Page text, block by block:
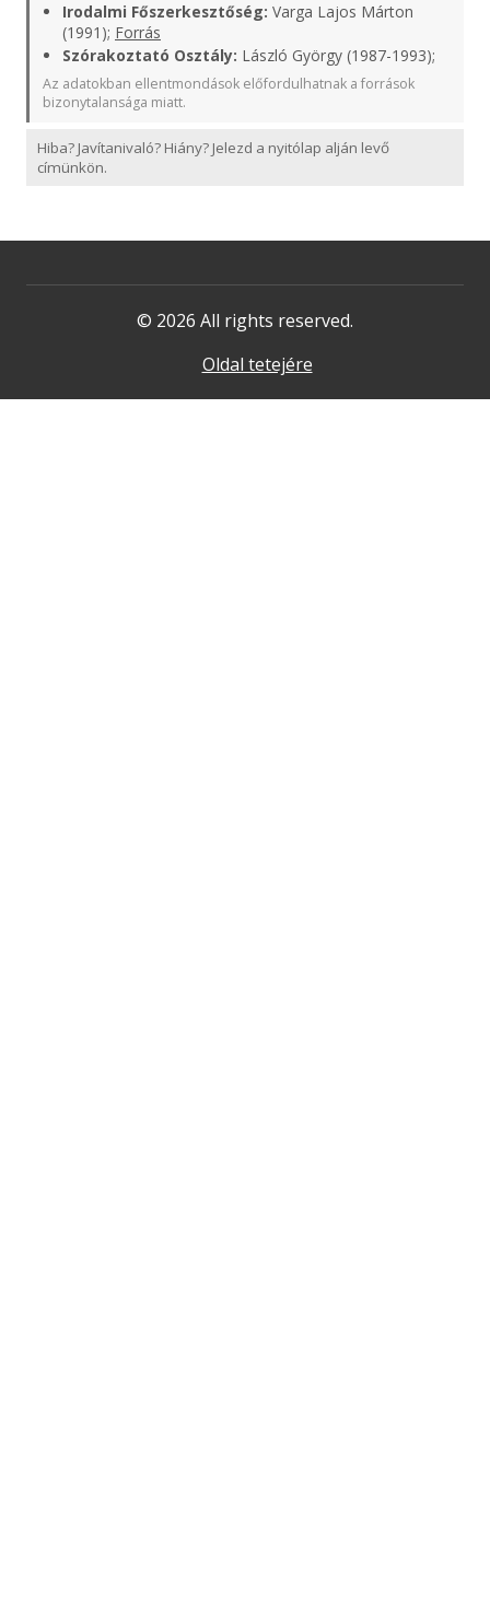
Irodalmi Főszerkesztőség: Varga Lajos Márton
(1991); Forrás
Szórakoztató Osztály: László György (1987-1993);
Az adatokban ellentmondások előfordulhatnak a források
bizonytalansága miatt.
Hiba? Javítanivaló? Hiány? Jelezd a nyitólap alján levő
címünkön.
© 2026 All rights reserved.
Oldal tetejére